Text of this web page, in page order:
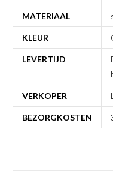
MATERIAAL
KLEUR
LEVERTIJD
VERKOPER
BEZORGKOSTEN